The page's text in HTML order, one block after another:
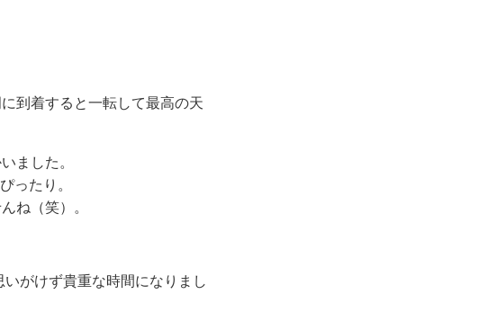
到着すると一転して最高の天
ました。
ったり。
ね（笑）。
がけず貴重な時間になりまし